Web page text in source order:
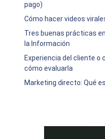
pago)
Cómo hacer videos
Tres buenas prácticas
la Información
Experiencia del cliente o
cómo evaluarla
Marketing directo: Qué